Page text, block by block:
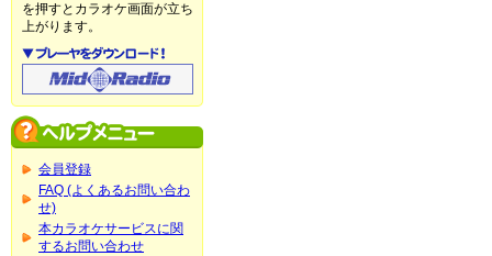
を押すとカラオケ画面が立ち
上がります。
会員登録
FAQ (よくあるお問い合わ
せ)
本カラオケサービスに関
するお問い合わせ